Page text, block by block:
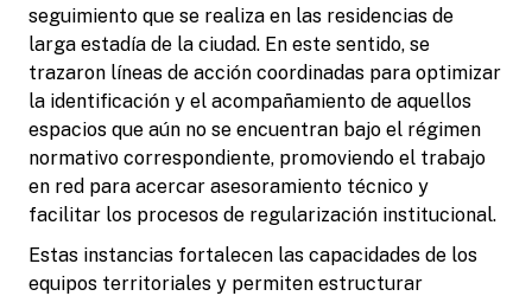
seguimiento que se realiza en las residencias de
larga estadía de la ciudad. En este sentido, se
trazaron líneas de acción coordinadas para optimizar
la identificación y el acompañamiento de aquellos
espacios que aún no se encuentran bajo el régimen
normativo correspondiente, promoviendo el trabajo
en red para acercar asesoramiento técnico y
facilitar los procesos de regularización institucional.
Estas instancias fortalecen las capacidades de los
equipos territoriales y permiten estructurar